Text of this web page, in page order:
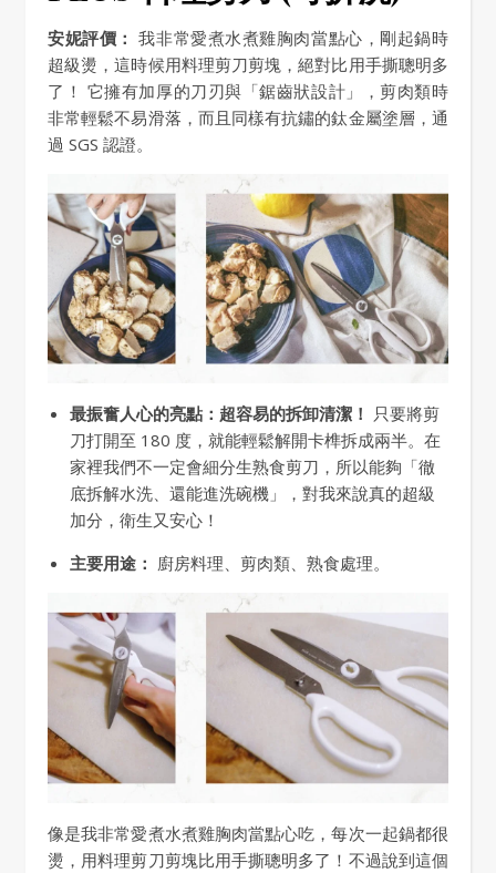
安妮評價： 我非常愛煮水煮雞胸肉當點心，剛起鍋時
超級燙，這時候用料理剪刀剪塊，絕對比用手撕聰明多
了！ 它擁有加厚的刀刃與「鋸齒狀設計」，剪肉類時
非常輕鬆不易滑落，而且同樣有抗鏽的鈦金屬塗層，通
過 SGS 認證。
最振奮人心的亮點：超容易的拆卸清潔！ 只要將剪
刀打開至 180 度，就能輕鬆解開卡榫拆成兩半。在
家裡我們不一定會細分生熟食剪刀，所以能夠「徹
底拆解水洗、還能進洗碗機」，對我來說真的超級
加分，衛生又安心！
主要用途： 廚房料理、剪肉類、熟食處理。
像是我非常愛煮水煮雞胸肉當點心吃，每次一起鍋都很
燙，用料理剪刀剪塊比用手撕聰明多了！不過說到這個